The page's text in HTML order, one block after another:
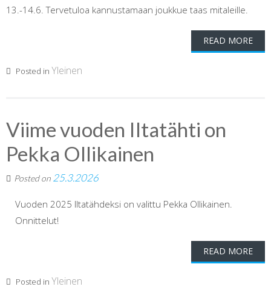
13.-14.6. Tervetuloa kannustamaan joukkue taas mitaleille.
READ MORE
Posted in Yleinen
Viime vuoden Iltatähti on
Pekka Ollikainen
Posted on 25.3.2026
Vuoden 2025 Iltatähdeksi on valittu Pekka Ollikainen.
Onnittelut!
READ MORE
Posted in Yleinen